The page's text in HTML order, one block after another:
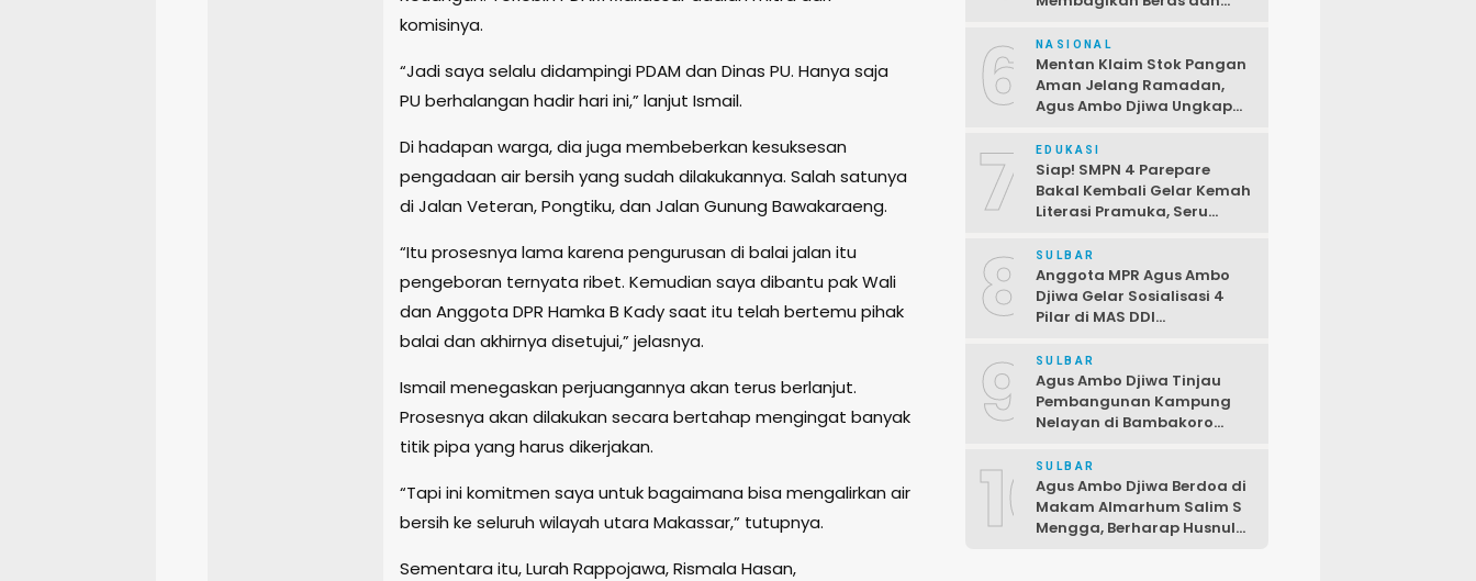
komisinya.
“Jadi saya selalu didampingi PDAM dan Dinas PU. Hanya saja
PU berhalangan hadir hari ini,” lanjut Ismail.
Di hadapan warga, dia juga membeberkan kesuksesan
pengadaan air bersih yang sudah dilakukannya. Salah satunya
di Jalan Veteran, Pongtiku, dan Jalan Gunung Bawakaraeng.
“Itu prosesnya lama karena pengurusan di balai jalan itu
pengeboran ternyata ribet. Kemudian saya dibantu pak Wali
dan Anggota DPR Hamka B Kady saat itu telah bertemu pihak
balai dan akhirnya disetujui,” jelasnya.
Ismail menegaskan perjuangannya akan terus berlanjut.
Prosesnya akan dilakukan secara bertahap mengingat banyak
titik pipa yang harus dikerjakan.
“Tapi ini komitmen saya untuk bagaimana bisa mengalirkan air
bersih ke seluruh wilayah utara Makassar,” tutupnya.
Sementara itu, Lurah Rappojawa, Rismala Hasan,
Kurang Mampu
6 NASIONAL
Mentan Klaim Stok Pangan
Aman Jelang Ramadan,
Agus Ambo Djiwa Ungkap
Antara Data dan Realitas di
Lapangan
7 EDUKASI
Siap! SMPN 4 Parepare
Bakal Kembali Gelar Kemah
Literasi Pramuka, Seru
8 SULBAR
Anggota MPR Agus Ambo
Djiwa Gelar Sosialisasi 4
Pilar di MAS DDI
Fraksi PDIP DPRD
Pasangkayu
9 SULBAR
Agus Ambo Djiwa Tinjau
Pembangunan Kampung
Nelayan di Bambakoro
Kawasan Perikanan Modern
dan Produktif
10SULBAR
Agus Ambo Djiwa Berdoa di
Makam Almarhum Salim S
Mengga, Berharap Husnul